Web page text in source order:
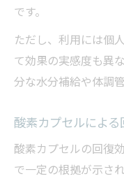
です。
ただし、利用には個
て効果の実感度も異
分な水分補給や体調
酸素カプセルによ
酸素カプセルの回復
で一定の根拠が示さ